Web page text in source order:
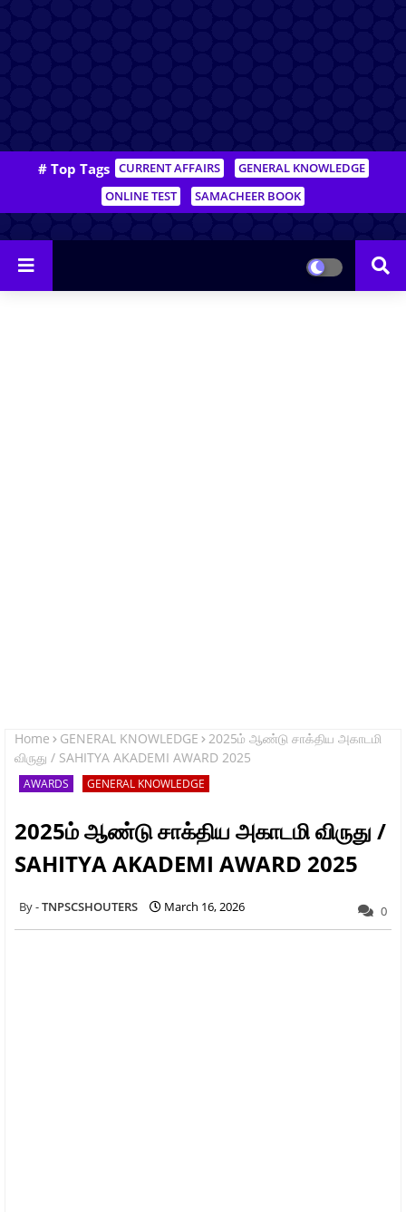
# Top Tags CURRENT AFFAIRS
GENERAL KNOWLEDGE
ONLINE TEST
SAMACHEER BOOK
Home GENERAL KNOWLEDGE
2025ம் ஆண்டு சாக்திய அகாடமி
விருது / SAHITYA AKADEMI AWARD 2025
AWARDS GENERAL KNOWLEDGE
2025ம் ஆண்டு சாக்திய அகாடமி விருது /
SAHITYA AKADEMI AWARD 2025
TNPSCSHOUTERS March 16, 2026 0